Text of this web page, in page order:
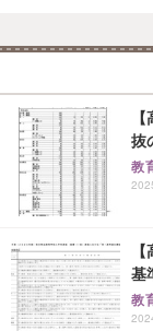
抜
教
基
教